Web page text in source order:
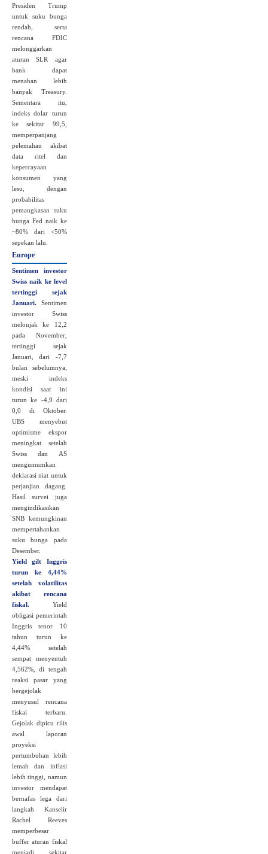
Presiden Trump
untuk suku bunga
rendah, serta
rencana FDIC
melonggarkan
aturan SLR agar
bank dapat
menahan lebih
banyak Treasury.
Sementara itu,
indeks dolar turun
ke sekitar 99,5,
memperpanjang
pelemahan akibat
data ritel dan
kepercayaan
konsumen yang
lesu, dengan
probabilitas
pemangkasan suku
bunga Fed naik ke
~80% dari <50%
sepekan lalu.
Europe
Sentimen investor
Swiss naik ke level
tertinggi sejak
Januari. Sentimen
investor Swiss
melonjak ke 12,2
pada November,
tertinggi sejak
Januari, dari -7,7
bulan sebelumnya,
meski indeks
kondisi saat ini
turun ke -4,9 dari
0,0 di Oktober.
UBS menyebut
optimisme ekspor
meningkat setelah
Swiss dan AS
mengumumkan
deklarasi niat untuk
perjanjian dagang.
Hasil survei juga
mengindikasikan
SNB kemungkinan
mempertahankan
suku bunga pada
Desember.
Yield gilt Inggris
turun ke 4,44%
setelah volatilitas
akibat rencana
fiskal. Yield
obligasi pemerintah
Inggris tenor 10
tahun turun ke
4,44% setelah
sempat menyentuh
4,562%, di tengah
reaksi pasar yang
bergejolak
menyusul rencana
fiskal terbaru.
Gejolak dipicu rilis
awal laporan
proyeksi
pertumbuhan lebih
lemah dan inflasi
lebih tinggi, namun
investor mendapat
bernafas lega dari
langkah Kanselir
Rachel Reeves
memperbesar
buffer aturan fiskal
menjadi sekitar